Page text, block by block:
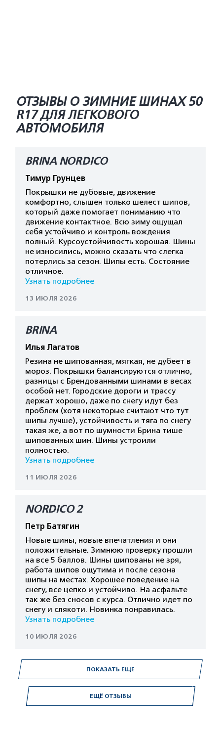
ЕЩЁ ОТЗЫВЫ
ОТЗЫВЫ О ЗИМНИЕ ШИНАХ 50
R17 ДЛЯ ЛЕГКОВОГО
АВТОМОБИЛЯ
BRINA NORDICO
Тимур Грунцев
Покрышки не дубовые, движение
комфортно, слышен только шелест шипов,
который даже помогает пониманию что
движение контактное. Всю зиму ощущал
себя устойчиво и контроль вождения
полный. Курсоустойчивость хорошая. Шины
не износились, можно сказать что слегка
потерлись за сезон. Шипы есть. Состояние
отличное.
Узнать подробнее
13 ИЮЛЯ 2026
BRINA
Илья Лагатов
Резина не шипованная, мягкая, не дубеет в
мороз. Покрышки балансируются отлично,
разницы с Брендованными шинами в весах
особой нет. Городские дороги и трассу
держат хорошо, даже по снегу идут без
проблем (хотя некоторые считают что тут
шипы лучше), устойчивость и тяга по снегу
такая же, а вот по шумности Брина тише
шипованных шин. Шины устроили
полностью.
Узнать подробнее
11 ИЮЛЯ 2026
NORDICO 2
Петр Батягин
Новые шины, новые впечатления и они
положительные. Зимнюю проверку прошли
на все 5 баллов. Шины шипованы не зря,
работа шипов ощутима и после сезона
шипы на местах. Хорошее поведение на
снегу, все цепко и устойчиво. На асфальте
так же без сносов с курса. Отлично идет по
снегу и слякоти. Новинка понравилась.
Узнать подробнее
10 ИЮЛЯ 2026
ПОКАЗАТЬ ЕЩЕ